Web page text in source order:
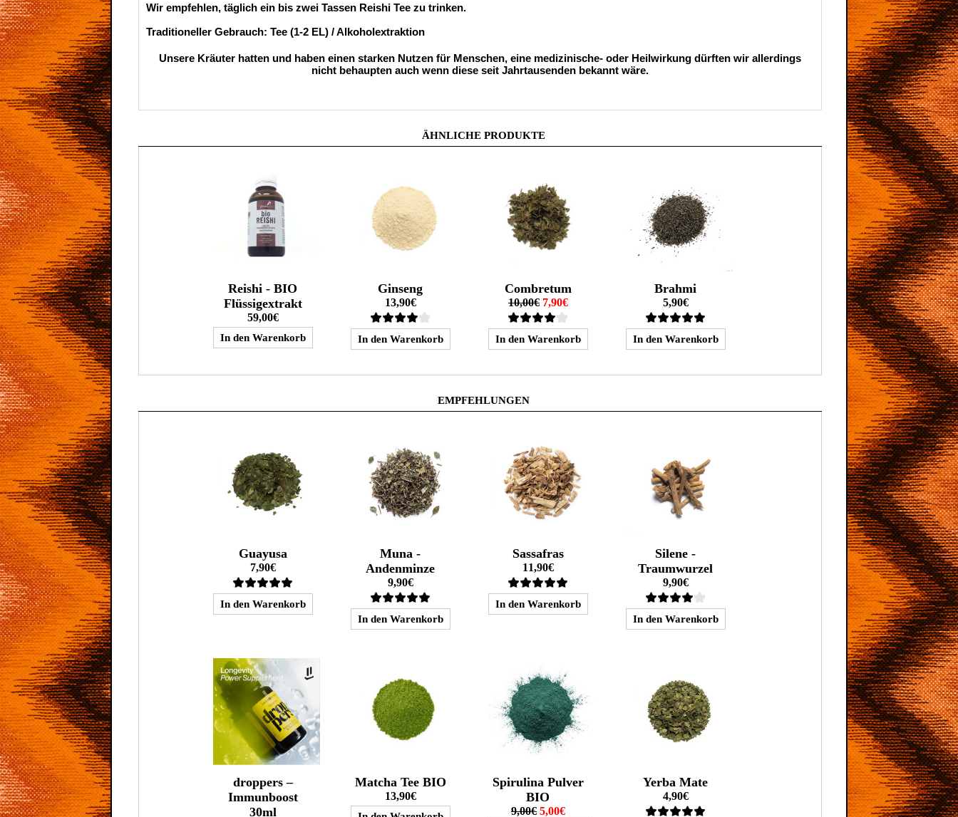
Wir empfehlen, täglich ein bis zwei Tassen Reishi Tee zu trinken.
Traditioneller Gebrauch: Tee (1-2 EL) / Alkoholextraktion
Unsere Kräuter hatten und haben einen starken Nutzen für Menschen, eine medizinische- oder Heilwirkung dürften wir allerdings
nicht behaupten auch wenn diese seit Jahrtausenden bekannt wäre.
ÄHNLICHE PRODUKTE
Reishi - BIO
Flüssigextrakt
59,00€
Ginseng
13,90€
Combretum
10,00€ 7,90€
Brahmi
5,90€
EMPFEHLUNGEN
Guayusa
7,90€
Muna -
Andenminze
9,90€
Sassafras
11,90€
Silene -
Traumwurzel
9,90€
droppers –
Immunboost
30ml
Matcha Tee BIO
13,90€
Spirulina Pulver
BIO
9,00€ 5,00€
Yerba Mate
4,90€